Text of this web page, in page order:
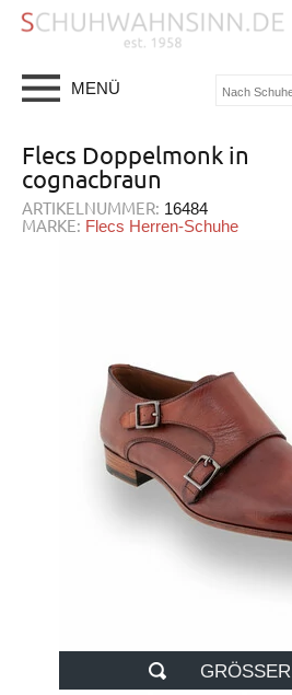
MENÜ
Flecs Doppelmonk in
cognacbraun
ARTIKELNUMMER: 16484
MARKE: Flecs Herren-Schuhe
GRÖSSER